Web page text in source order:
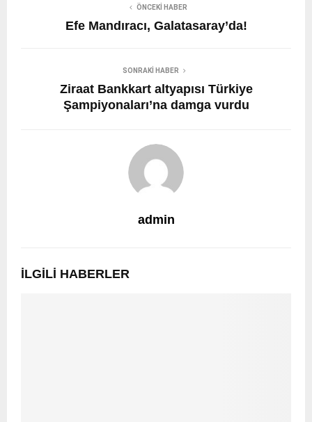
ÖNCEKI HABER
Efe Mandıracı, Galatasaray’da!
SONRAKI HABER
Ziraat Bankkart altyapısı Türkiye
Şampiyonaları’na damga vurdu
admin
İLGILI HABERLER